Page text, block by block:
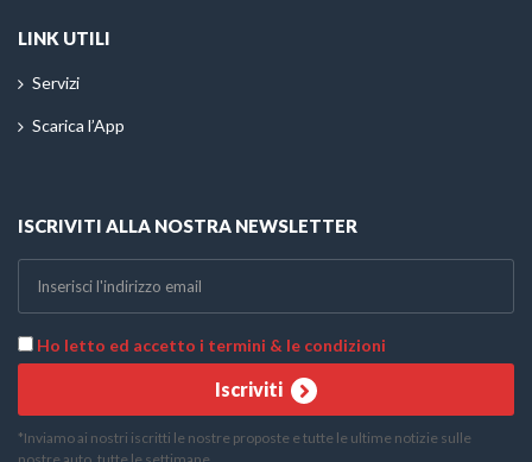
LINK UTILI
Servizi
Scarica l’App
ISCRIVITI ALLA NOSTRA NEWSLETTER
Ho letto ed accetto i termini & le condizioni
Iscriviti
*Inviamo ai nostri iscritti le nostre proposte e tutte le ultime notizie sulle